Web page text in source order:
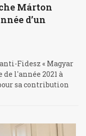
Márton
d’un
Fidesz « Magyar
l'année 2021 à
sa contribution